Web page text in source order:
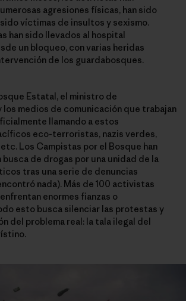
agresiones físicas, han sido
víctimas de insultos y sexismo.
han sido llevados al hospital
un bloqueo, con varias heridas
de los guardabosques.
Estatal, el ministro de
los medios de comunicación que trabajan
llamando a estos
eco-terroristas, nazis verdes,
Los Campistas por el Bosque han
busca de drogas por una unidad de la
tras una serie de denuncias
nada). Más de 100 activistas
enormes fianzas o
esto busca silenciar las protestas y
del problema real: la tala ilegal del